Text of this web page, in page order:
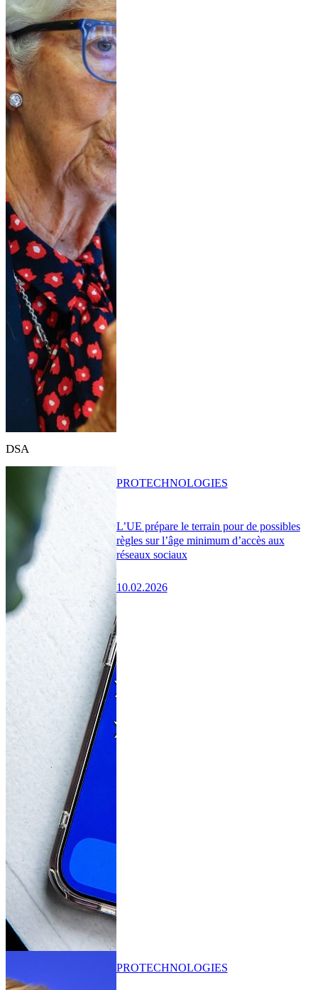
DSA
L’UE prépare le terrain pour de possibles
règles sur l’âge minimum d’accès aux
réseaux sociaux
10.02.2026
PROTECHNOLOGIES
PROTECHNOLOGIES